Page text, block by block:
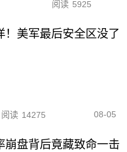
阅读 5925
美军最后安全区没了
阅读 14275 08-05
崩盘背后竟藏致命一击